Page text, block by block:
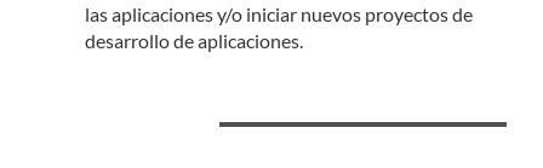
las aplicaciones y/o iniciar nuevos proyectos de
desarrollo de aplicaciones.